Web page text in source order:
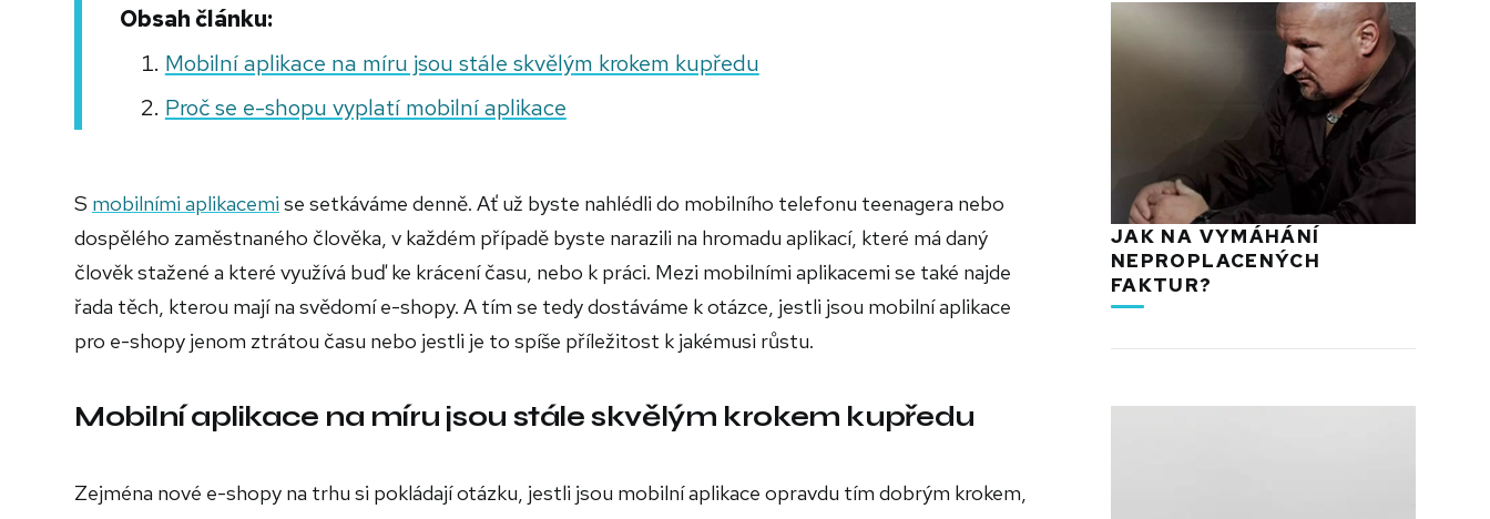
Obsah článku:
Mobilní aplikace na míru jsou stále skvělým krokem kupředu
Proč se e-shopu vyplatí mobilní aplikace
S mobilními aplikacemi se setkáváme denně. Ať už byste nahlédli do mobilního telefonu teenagera nebo
dospělého zaměstnaného člověka, v každém případě byste narazili na hromadu aplikací, které má daný
člověk stažené a které využívá buď ke krácení času, nebo k práci. Mezi mobilními aplikacemi se také najde
řada těch, kterou mají na svědomí e-shopy. A tím se tedy dostáváme k otázce, jestli jsou mobilní aplikace
pro e-shopy jenom ztrátou času nebo jestli je to spíše příležitost k jakémusi růstu.
Mobilní aplikace na míru jsou stále skvělým krokem kupředu
Zejména nové e-shopy na trhu si pokládají otázku, jestli jsou mobilní aplikace opravdu tím dobrým krokem,
JAK NA VYMÁHÁNÍ
NEPROPLACENÝCH
FAKTUR?